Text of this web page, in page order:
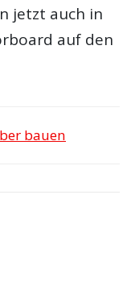
jetzt auch in
auf den
bauen